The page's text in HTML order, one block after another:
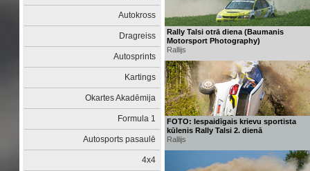
Autokross
Dragreiss
Autosprints
Kartings
Okartes Akadēmija
Formula 1
Autosports pasaulē
4x4
Rally Talsi otrā diena (Baumanis
Motorsport Photography)
Rallijs
FOTO: Iespaidīgais krievu sportista
kūlenis Rally Talsi 2. dienā
Rallijs